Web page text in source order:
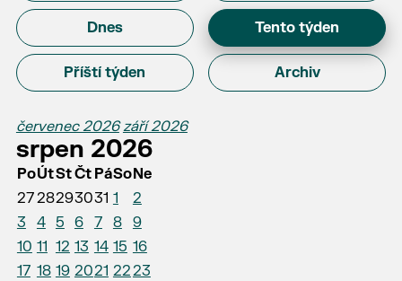
Dnes Tento týden
Příští týden Archiv
červenec 2026 září 2026
srpen 2026
PoÚtStČt PáSoNe
2728293031 1
2
3
4 5 6 7 8
9
10 11 12 13 14 15 16
17 18 19 2021 2223